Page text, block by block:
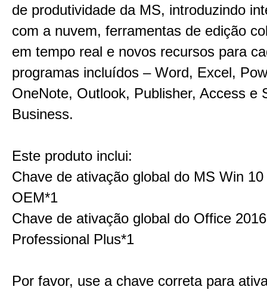
de produtividade da MS, introduzindo
com a nuvem, ferramentas de edição
em tempo real e novos recursos para
programas incluídos – Word, Excel,
OneNote, Outlook, Publisher, Access e
Business.
Este produto inclui:
Chave de ativação global do MS Win
OEM*1
Chave de ativação global do Office 2016
Professional Plus*1
Por favor, use a chave correta para